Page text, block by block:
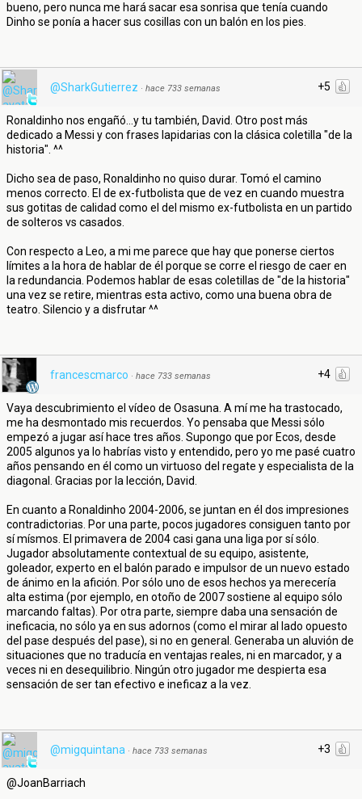
bueno, pero nunca me hará sacar esa sonrisa que tenía cuando
Dinho se ponía a hacer sus cosillas con un balón en los pies.
+5
@SharkGutierrez · hace 733 semanas
Ronaldinho nos engañó...y tu también, David. Otro post más
dedicado a Messi y con frases lapidarias con la clásica coletilla "de la
historia". ^^
Dicho sea de paso, Ronaldinho no quiso durar. Tomó el camino
menos correcto. El de ex-futbolista que de vez en cuando muestra
sus gotitas de calidad como el del mismo ex-futbolista en un partido
de solteros vs casados.
Con respecto a Leo, a mi me parece que hay que ponerse ciertos
límites a la hora de hablar de él porque se corre el riesgo de caer en
la redundancia. Podemos hablar de esas coletillas de "de la historia"
una vez se retire, mientras esta activo, como una buena obra de
teatro. Silencio y a disfrutar ^^
+4
francescmarco · hace 733 semanas
Vaya descubrimiento el vídeo de Osasuna. A mí me ha trastocado,
me ha desmontado mis recuerdos. Yo pensaba que Messi sólo
empezó a jugar así hace tres años. Supongo que por Ecos, desde
2005 algunos ya lo habrías visto y entendido, pero yo me pasé cuatro
años pensando en él como un virtuoso del regate y especialista de la
diagonal. Gracias por la lección, David.
En cuanto a Ronaldinho 2004-2006, se juntan en él dos impresiones
contradictorias. Por una parte, pocos jugadores consiguen tanto por
sí mísmos. El primavera de 2004 casi gana una liga por sí sólo.
Jugador absolutamente contextual de su equipo, asistente,
goleador, experto en el balón parado e impulsor de un nuevo estado
de ánimo en la afición. Por sólo uno de esos hechos ya merecería
alta estima (por ejemplo, en otoño de 2007 sostiene al equipo sólo
marcando faltas). Por otra parte, siempre daba una sensación de
ineficacia, no sólo ya en sus adornos (como el mirar al lado opuesto
del pase después del pase), si no en general. Generaba un aluvión de
situaciones que no traducía en ventajas reales, ni en marcador, y a
veces ni en desequilibrio. Ningún otro jugador me despierta esa
sensación de ser tan efectivo e ineficaz a la vez.
+3
@migquintana · hace 733 semanas
@JoanBarriach